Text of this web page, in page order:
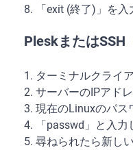
8. 「exit (終了)」を入
PleskまたはSSH
1. ターミナルクライ
2. サーバーのIPアド
3. 現在のLinuxのパス
4. 「passwd」と入力
5. 尋ねられたら新し